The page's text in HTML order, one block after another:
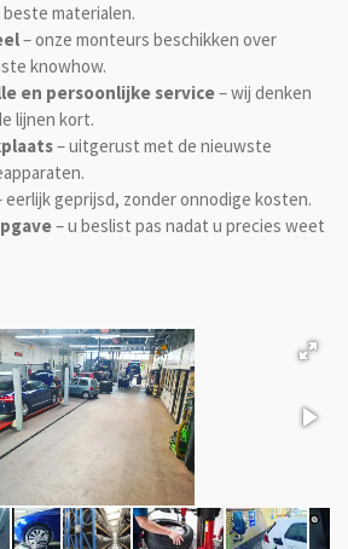
materialen.
– onze monteurs beschikken over
knowhow.
en persoonlijke service– wij denken
lijnen kort.
– uitgerust met de nieuwste
eerlijk geprijsd, zonder onnodige kosten.
– u beslist pas nadat u precies weet